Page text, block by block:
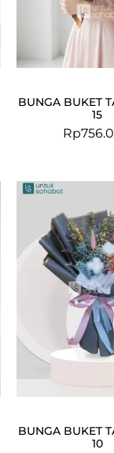
BUNGA BUKET
15
Rp
BUNGA BUKET
10